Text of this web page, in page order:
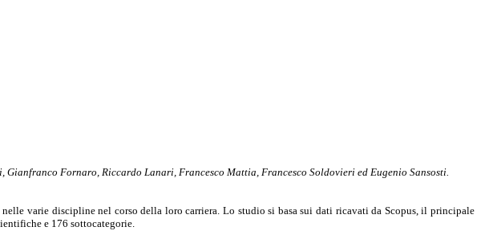
Fornaro, Riccardo Lanari, Francesco Mattia, Francesco Soldovieri ed Eugenio Sansosti.
varie discipline nel corso della loro carriera. Lo studio si basa sui dati ricavati da Scopus, il principale
e 176 sottocategorie.